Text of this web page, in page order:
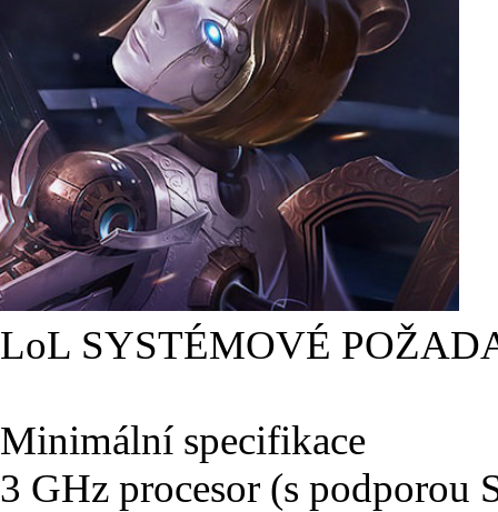
LoL SYSTÉMOVÉ
Minimální specifikace
3 GHz procesor (s podporou